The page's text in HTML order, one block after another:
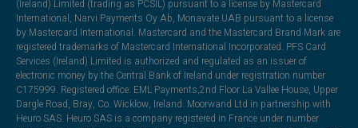
(Ireland) Limited (trading as PCSIL) pursuant to a license by Mastercard
International, Narvi Payments Oy Ab, Monavate UAB pursuant to a license
by Mastercard International. Mastercard and the Mastercard Brand Mark are
registered trademarks of Mastercard International Incorporated. PFS Card
Services (Ireland) Limited is authorized and regulated as an issuer of
electronic money by the Central Bank of Ireland under registration number
C175999. Registered office: EML Payments,2nd Floor La Vallee House, Upper
Dargle Road, Bray, Co. Wicklow, Ireland. Moorwand Ltd in partnership with
Heuro SAS. Heuro SAS is a company registered in France under number